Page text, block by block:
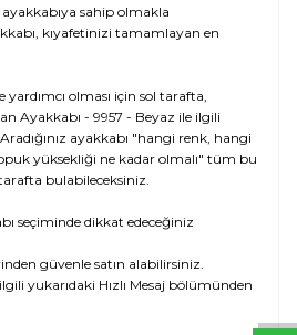
sahip olmakla
kıyafetinizi tamamlayan en
yardımcı olması için sol tarafta,
Ayakkabı - 9957 - Beyaz ile ilgili
ayakkabı "hangi renk, hangi
yüksekliği ne kadar olmalı" tüm bu
bulabileceksiniz.
seçiminde dikkat edeceğiniz
güvenle satın alabilirsiniz.
yukarıdaki Hızlı Mesaj bölümünden